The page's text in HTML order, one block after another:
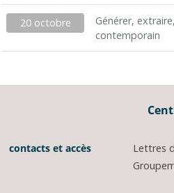
20 octobre
Générer,
contemporain
contacts et accès
Lettres